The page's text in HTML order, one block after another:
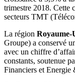
trimestre 2018. Cette
secteurs TMT
La région
Groupe) a conservé
avec un chiffre
constants, soutenue
Financiers et Energie